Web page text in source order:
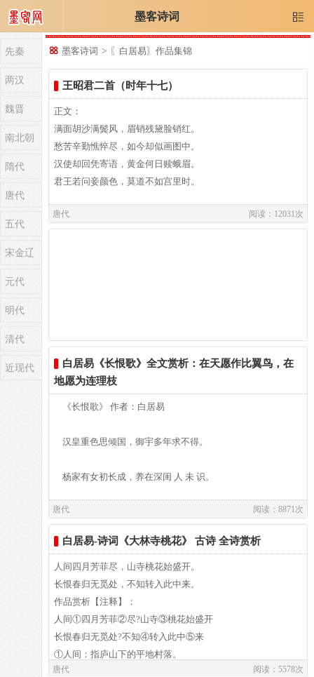
墨客诗词 
先秦
两汉
魏晋
南北朝
隋代
唐代
五代
宋金辽
元代
明代
清代
近现代
 墨客诗词 > 〖白居易〗作品集锦
王昭君二首（时年十七）
正文：
满面胡沙满鬓风，眉销残黛脸销红。
愁苦辛勤憔悴尽，如今却似画图中。
汉使却回凭寄语，黄金何日赎蛾眉。
君王若问妾颜色，莫道不如宫里时。
作者介绍：
白居易,白居易（772～846），字乐天，晚年又号称香山居
士，河南郑州新郑人，是我国唐代伟大的现实主义诗人，他的
诗歌题材广泛，形式多样，语言平易通俗，有“诗魔”和“诗
王”之称。官至翰林学士、左赞善大夫。有《白氏长庆集》传
居易祖籍山西、陕西、出生于河南郑州新郑，葬于洛阳。白居
城南香山的琵琶峰。
唐代 阅读：12031次
白居易《长恨歌》全文赏析：在天愿作比翼鸟，在
地愿为连理枝
《长恨歌》 作者：白居易
汉皇重色思倾国，御宇多年求不得。
杨家有女初长成，养在深闺 人 未 识。
天生丽质难自弃，一朝选在君王侧。
回眸一笑百媚生，六宫粉黛无颜色。
春寒赐浴华清池，温泉水滑洗凝脂。
侍儿扶起娇无力，始是新承恩泽时。
云鬓花颜金步摇，芙蓉帐暖度春宵。
唐代 阅读：8871次
白居易-诗词《大林寺桃花》 古诗 全诗赏析
人间四月芳菲尽，山寺桃花始盛开。
长恨春归无觅处，不知转入此中来。
作品赏析【注释】：
人间①四月芳菲②尽?山寺③桃花始盛开
长恨春归无觅处?不知④转入此中⑤来
①人间：指庐山下的平地村落。
②芳菲：盛开的花，亦可泛指花，花草艳盛的阳春景色。
唐代 阅读：5578次